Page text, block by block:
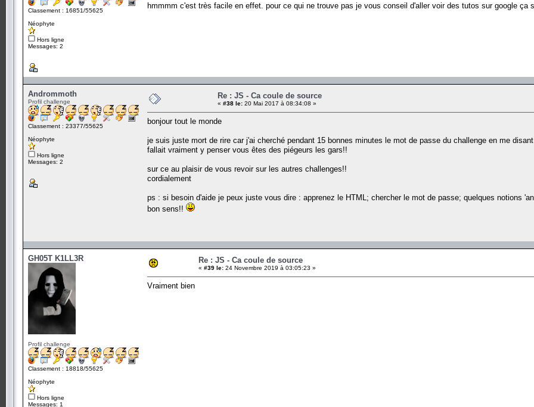
Classement : 16851/55625
Néophyte
Hors ligne
Messages: 2
hmmmm c'est très facile en effet. pour ce qui ne trouve pas je vous conseil d'aller voir des tutos sur google ça
Andrommoth
Profil challenge
Classement : 23377/55625
Néophyte
Hors ligne
Messages: 2
Re : JS - Ca coule de source
« #38 le: 20 Mai 2017 à 08:34:08 »
bonjour tout le monde
je suis juste mort de rire car j'ai cherché pendant 15 bonnes minutes le mot de passe du challenge en me
fallait vraiment y penser vous êtes des piégeurs les gars!!
sur ce au plaisir de vous revoir sur les autres challenges!!
cordialement
ps : si besoin d'aide je peux juste vous dire : apprenez le HTML; chercher le mot de passe; quelques notions
bon sens!!
GH05T K1LL3R
Profil challenge
Classement : 18818/55625
Néophyte
Hors ligne
Messages: 1
Re : JS - Ca coule de source
« #39 le: 24 Novembre 2019 à 03:05:23 »
Vraiment bien